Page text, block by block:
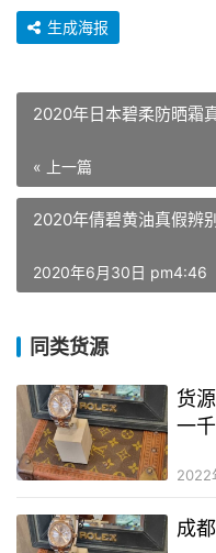
生成海报
2020年日本碧柔防晒霜
« 上一篇
2020年倩碧黄油真假辨
2020年6月30日 pm4:46
同类货源
货
一
2022
成